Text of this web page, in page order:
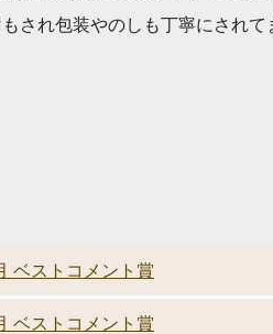
され包装やのしも丁寧にされ
ベストコメント賞
ベストコメント賞